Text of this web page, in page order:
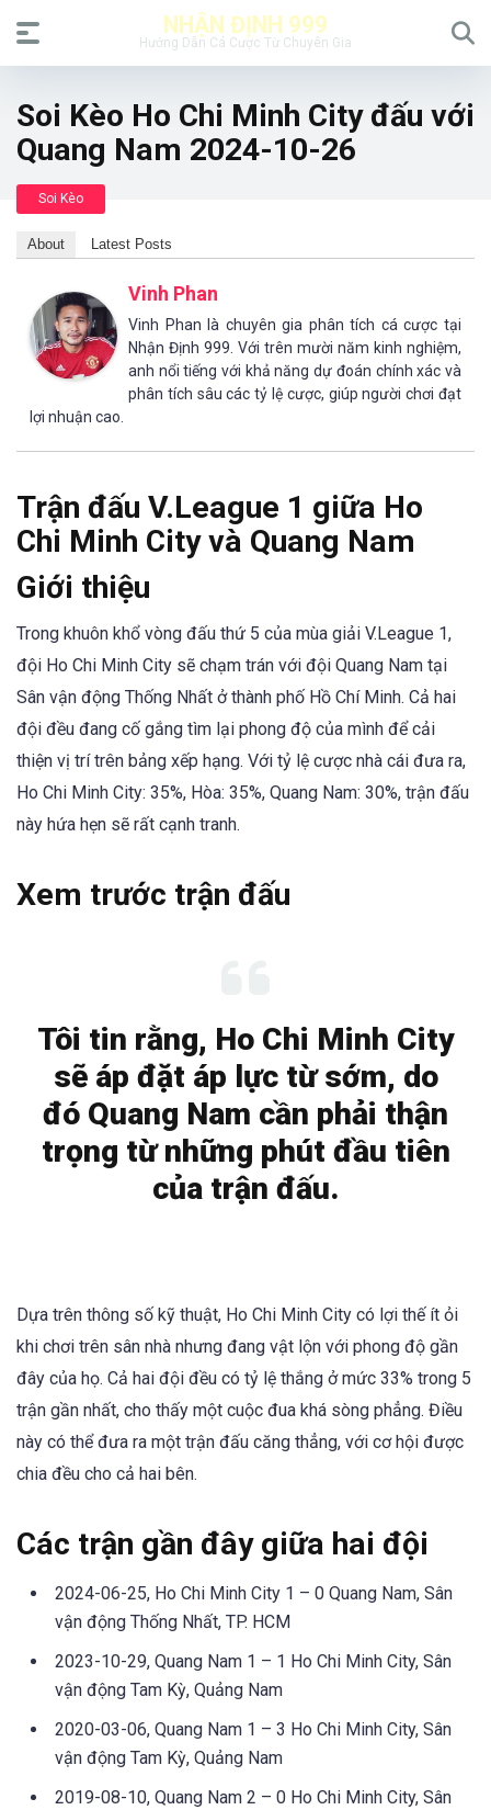
NHẬN ĐỊNH 999
Hướng Dẫn Cá Cược Từ Chuyên Gia
Soi Kèo Ho Chi Minh City đấu với
Quang Nam 2024-10-26
Soi Kèo
About Latest Posts
Vinh Phan
Vinh Phan là chuyên gia phân tích cá cược tại
Nhận Định 999. Với trên mười năm kinh nghiệm,
anh nổi tiếng với khả năng dự đoán chính xác và
phân tích sâu các tỷ lệ cược, giúp người chơi đạt
lợi nhuận cao.
Trận đấu V.League 1 giữa Ho
Chi Minh City và Quang Nam
Giới thiệu
Trong khuôn khổ vòng đấu thứ 5 của mùa giải V.League 1,
đội Ho Chi Minh City sẽ chạm trán với đội Quang Nam tại
Sân vận động Thống Nhất ở thành phố Hồ Chí Minh. Cả hai
đội đều đang cố gắng tìm lại phong độ của mình để cải
thiện vị trí trên bảng xếp hạng. Với tỷ lệ cược nhà cái đưa ra,
Ho Chi Minh City: 35%, Hòa: 35%, Quang Nam: 30%, trận đấu
này hứa hẹn sẽ rất cạnh tranh.
Xem trước trận đấu
Tôi tin rằng, Ho Chi Minh City
sẽ áp đặt áp lực từ sớm, do
đó Quang Nam cần phải thận
trọng từ những phút đầu tiên
của trận đấu.
Dựa trên thông số kỹ thuật, Ho Chi Minh City có lợi thế ít ỏi
khi chơi trên sân nhà nhưng đang vật lộn với phong độ gần
đây của họ. Cả hai đội đều có tỷ lệ thắng ở mức 33% trong 5
trận gần nhất, cho thấy một cuộc đua khá sòng phẳng. Điều
này có thể đưa ra một trận đấu căng thẳng, với cơ hội được
chia đều cho cả hai bên.
Các trận gần đây giữa hai đội
2024-06-25, Ho Chi Minh City 1 – 0 Quang Nam, Sân
vận động Thống Nhất, TP. HCM
2023-10-29, Quang Nam 1 – 1 Ho Chi Minh City, Sân
vận động Tam Kỳ, Quảng Nam
2020-03-06, Quang Nam 1 – 3 Ho Chi Minh City, Sân
vận động Tam Kỳ, Quảng Nam
2019-08-10, Quang Nam 2 – 0 Ho Chi Minh City, Sân